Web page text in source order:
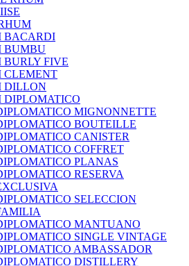
BACARDI
BUMBU
BURLY FIVE
CLEMENT
DILLON
DIPLOMATICO
MIGNONNETTE
BOUTEILLE
CANISTER
COFFRET
PLANAS
RESERVA
SELECCION
MANTUANO
SINGLE VINTAGE
AMBASSADOR
DISTILLERY